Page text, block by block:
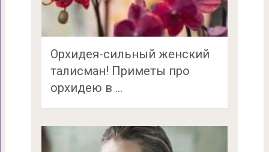
Орхидея-сильный женский
талисман! Приметы про
орхидею в …